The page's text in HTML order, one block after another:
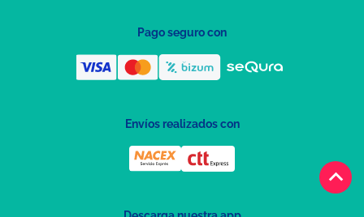
keyboard_arrow_up
Pago seguro con
Envíos realizados con